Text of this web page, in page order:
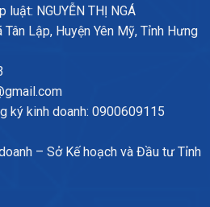
NGUYỄN THỊ NGÁ
Lập, Huyện Yên Mỹ, Tỉnh Hưng
ký kinh doanh: 0900609115
– Sở Kế hoạch và Đầu tư Tỉnh